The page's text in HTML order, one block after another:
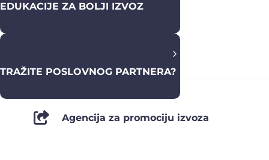
EDUKACIJE ZA BOLJI IZVOZ
5
TRAŽITE POSLOVNOG PARTNERA?
 Agencija za promociju izvoza